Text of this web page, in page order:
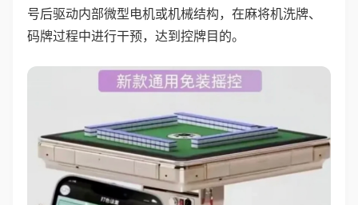
号后驱动内部微型电机或机械结构，在麻将机洗牌、
码牌过程中进行干预，达到控牌目的。